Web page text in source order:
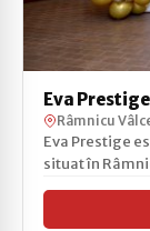
Eva Prestige
Râmnicu
Eva Prestige
situat în